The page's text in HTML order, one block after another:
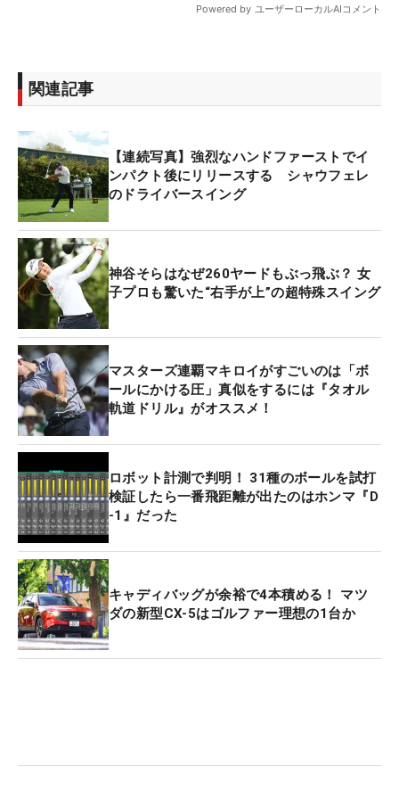
関連記事
【連続写真】強烈なハンドファーストでイ
ンパクト後にリリースする シャウフェレ
のドライバースイング
神谷そらはなぜ260ヤードもぶっ飛ぶ？ 女
子プロも驚いた“右手が上”の超特殊スイング
マスターズ連覇マキロイがすごいのは「ボ
ールにかける圧」真似をするには『タオル
軌道ドリル』がオススメ！
ロボット計測で判明！ 31種のボールを試打
検証したら一番飛距離が出たのはホンマ『D
-1』だった
キャディバッグが余裕で4本積める！ マツ
ダの新型CX-5はゴルファー理想の1台か